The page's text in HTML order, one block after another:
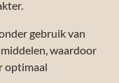
gebruik van
waardoor
optimaal